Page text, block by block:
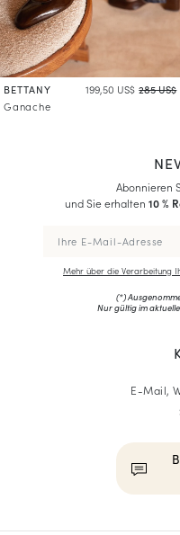
BETTANY 199,50 US$ 285 US$
Ganache
Abonnieren
und Sie erhalten 10 %
Mehr über die Verarbeitung
(*)
Nur gültig im
E-Mail,